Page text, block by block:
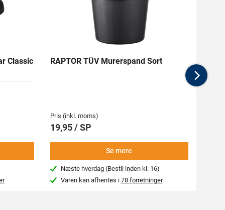
Classic
RAPTOR TÜV Murerspand Sort
Pris (inkl. moms)
19,95 / SP
Se mere
Næste hverdag (Bestil inden kl. 16)
Varen kan afhentes i 78 forretninger